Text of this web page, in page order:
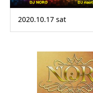
2020.10.17 sat